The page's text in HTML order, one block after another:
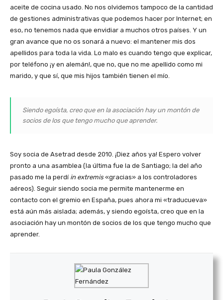
aceite de cocina usado. No nos olvidemos tampoco de la cantidad
de gestiones administrativas que podemos hacer por Internet; en
eso, no tenemos nada que envidiar a muchos otros países. Y un
gran avance que no os sonará a nuevo: el mantener mis dos
apellidos para toda la vida. Lo malo es cuando tengo que explicar,
por teléfono ¡y en alemán!, que no, que no me apellido como mi
marido, y que sí, que mis hijos también tienen el mío.
Siendo egoísta, creo que en la asociación hay un montón de
socios de los que tengo mucho que aprender.
Soy socia de Asetrad desde 2010. ¡Diez años ya! Espero volver
pronto a una asamblea (la última fue la de Santiago; la del año
pasado me la perdí in extremis «gracias» a los controladores
aéreos). Seguir siendo socia me permite mantenerme en
contacto con el gremio en España, pues ahora mi «traducueva»
está aún más aislada; además, y siendo egoísta, creo que en la
asociación hay un montón de socios de los que tengo mucho que
aprender.